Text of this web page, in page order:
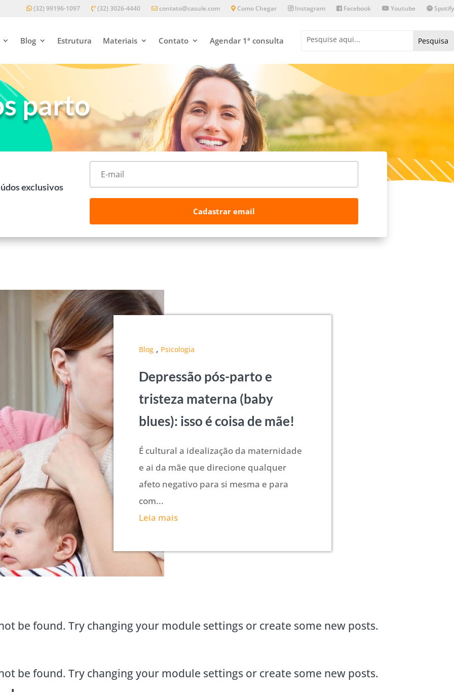
(32) 99196-1097 (32) 3026-4440 contato@casule.com Como Chegar Instagram Facebook Youtube Spotify
Blog Estrutura Materiais Contato Agendar 1ª consulta
parto
exclusivos
Cadastrar email
Blog , Psicologia
Depressão pós-parto e
tristeza materna (baby
blues): isso é coisa de mãe!
É cultural a idealização da maternidade
e ai da mãe que direcione qualquer
afeto negativo para si mesma e para
com...
Leia mais
be found. Try changing your module settings or create some new posts.
be found. Try changing your module settings or create some new posts.